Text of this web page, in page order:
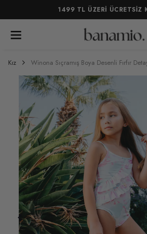
1499 TL ÜZERİ
Kız Winona Sıçramış Boya Desenli Fırfır